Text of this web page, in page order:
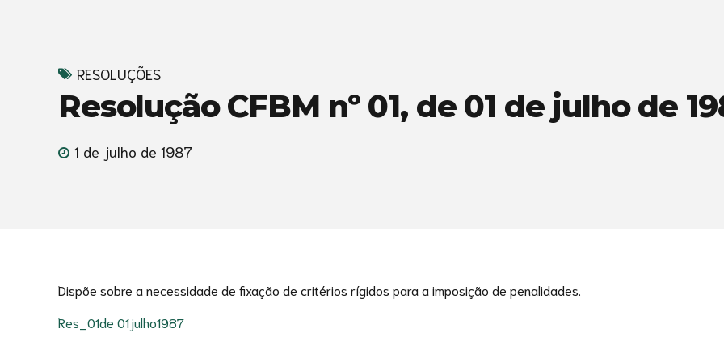
RESOLUÇÕES
Resolução CFBM nº 01, de 01 de julho de
1 de julho de 1987
Dispõe sobre a necessidade de fixação de critérios rígidos para a imposição de penalidades.
Res_01de 01julho1987